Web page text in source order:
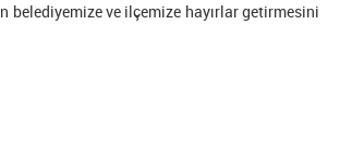
belediyemize ve ilçemize hayırlar getirmesini